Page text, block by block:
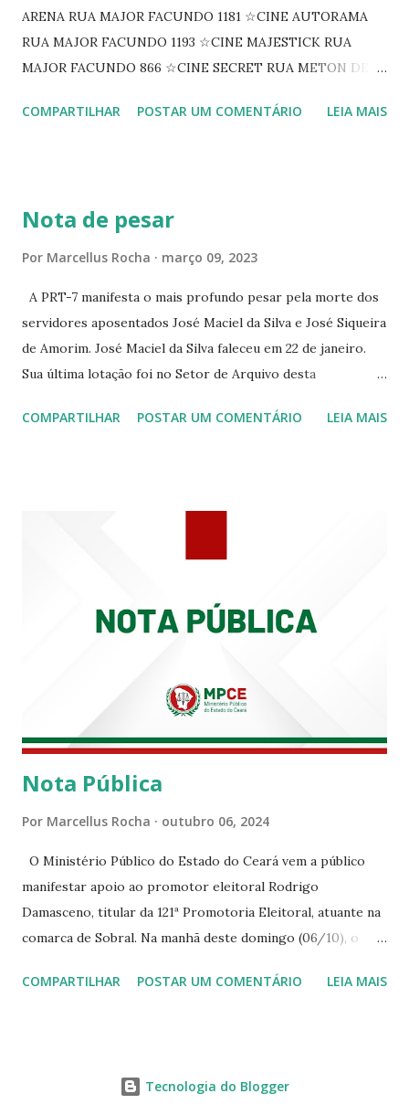
ARENA RUA MAJOR FACUNDO 1181 ☆CINE AUTORAMA
RUA MAJOR FACUNDO 1193 ☆CINE MAJESTICK RUA
MAJOR FACUNDO 866 ☆CINE SECRET RUA METON DE
PEIXOTO 1307 ☆CINE IRIS RUA FLORIANO PEIXOTO 1206
☆CINE VIP CLUBE RUA 24 DE MAIO 825 ☆CINE ECLIPSE
COMPARTILHAR POSTAR UM COMENTÁRIO LEIA MAIS
Nota de pesar
Por Marcellus Rocha março 09, 2023
A PRT-7 manifesta o mais profundo pesar pela morte dos
servidores aposentados José Maciel da Silva e José Siqueira
de Amorim. José Maciel da Silva faleceu em 22 de janeiro.
Sua última lotação foi no Setor de Arquivo desta
Siqueira Amorim faleceu em 28 de fevereiro e encerrou a
COMPARTILHAR POSTAR UM COMENTÁRIO LEIA MAIS
Nota Pública
Por Marcellus Rocha outubro 06, 2024
O Ministério Público do Estado do Ceará vem a público
manifestar apoio ao promotor eleitoral Rodrigo
Damasceno, titular da 121ª Promotoria Eleitoral, atuante na
comarca de Sobral. Na manhã deste domingo (06/10), o
integrava um grupo de apoiadores de um candidato a
conduta. Além disso, o referido deputado desrespeitou um
COMPARTILHAR POSTAR UM COMENTÁRIO LEIA MAIS
Tecnologia do Blogger